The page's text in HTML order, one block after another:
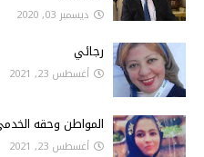
ديسمبر 03, 2020
رجائي
أغسطس 23, 2021
المواطن وحقه
أغسطس 23, 2021